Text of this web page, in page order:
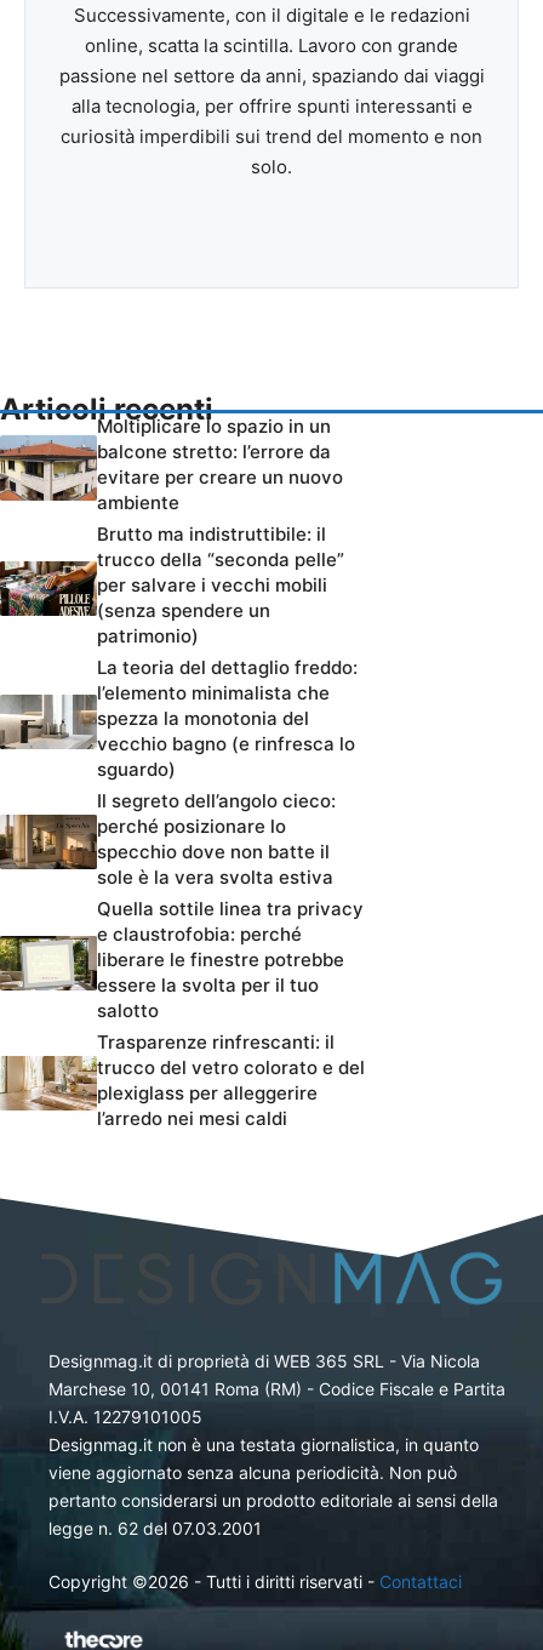
Successivamente, con il digitale e le redazioni
online, scatta la scintilla. Lavoro con grande
passione nel settore da anni, spaziando dai viaggi
alla tecnologia, per offrire spunti interessanti e
curiosità imperdibili sui trend del momento e non
solo.
Articoli recenti
Moltiplicare lo spazio in un
balcone stretto: l’errore da
evitare per creare un nuovo
ambiente
Brutto ma indistruttibile: il
trucco della “seconda pelle”
per salvare i vecchi mobili
(senza spendere un
patrimonio)
La teoria del dettaglio freddo:
l’elemento minimalista che
spezza la monotonia del
vecchio bagno (e rinfresca lo
sguardo)
Il segreto dell’angolo cieco:
perché posizionare lo
specchio dove non batte il
sole è la vera svolta estiva
Quella sottile linea tra privacy
e claustrofobia: perché
liberare le finestre potrebbe
essere la svolta per il tuo
salotto
Trasparenze rinfrescanti: il
trucco del vetro colorato e del
plexiglass per alleggerire
l’arredo nei mesi caldi
Designmag.it di proprietà di WEB 365 SRL - Via Nicola
Marchese 10, 00141 Roma (RM) - Codice Fiscale e Partita
I.V.A. 12279101005
Designmag.it non è una testata giornalistica, in quanto
viene aggiornato senza alcuna periodicità. Non può
pertanto considerarsi un prodotto editoriale ai sensi della
legge n. 62 del 07.03.2001
Copyright ©2026 - Tutti i diritti riservati - Contattaci